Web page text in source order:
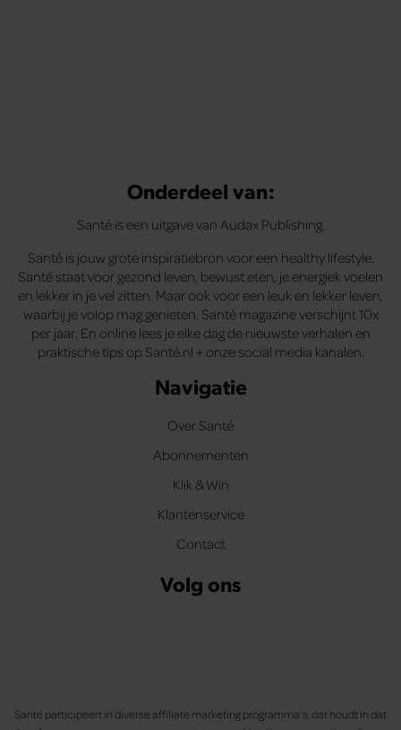
Onderdeel van:
Santé is een uitgave van Audax Publishing.
Santé is jouw grote inspiratiebron voor een healthy lifestyle.
Santé staat voor gezond leven, bewust eten, je energiek voelen
en lekker in je vel zitten. Maar ook voor een leuk en lekker leven,
waarbij je volop mag genieten. Santé magazine verschijnt 10x
per jaar. En online lees je elke dag de nieuwste verhalen en
praktische tips op Santé.nl + onze social media kanalen.
Navigatie
Over Santé
Abonnementen
Klik & Win
Klantenservice
Contact
Volg ons
Santé participeert in diverse affiliate marketing programma’s, dat houdt in dat